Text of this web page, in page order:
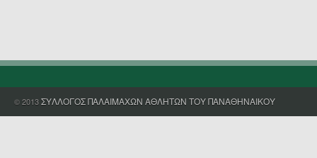
© 2013ΣΥΛΛΟΓΟΣ ΠΑΛΑΙΜΑΧΩΝ ΑΘΛΗΤΩΝ ΤΟΥ ΠΑΝΑΘΗΝΑΙΚΟΥ